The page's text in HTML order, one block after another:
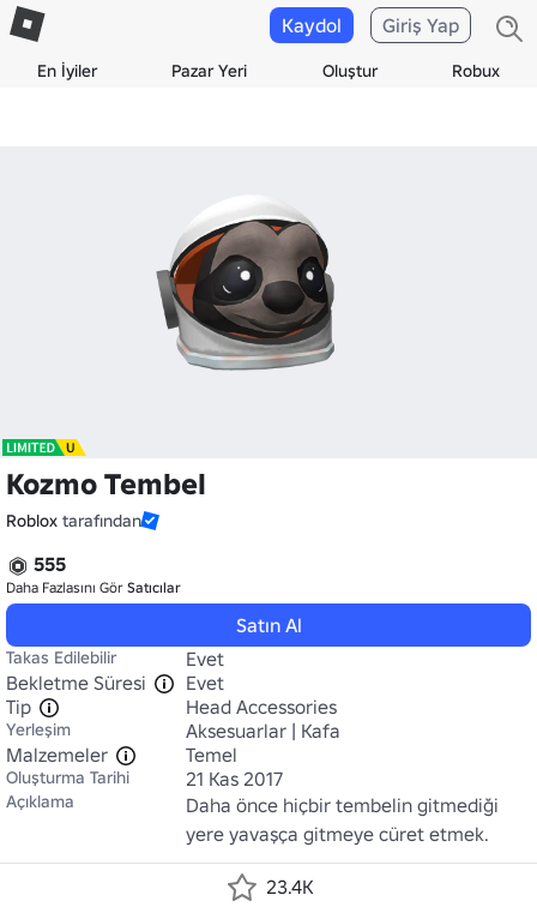
En İyiler Pazar Yeri Oluştur Robux
Kaydol Giriş Yap
Kozmo Tembel
Roblox tarafından
555
Daha Fazlasını Gör Satıcılar
Satın Al
Takas Edilebilir
Evet
Bekletme Süresi
Evet
Tip
Head Accessories
Yerleşim
Aksesuarlar | Kafa
Malzemeler
Temel
Oluşturma Tarihi 21 Kas 2017
Açıklama
Daha önce hiçbir tembelin gitmediği
yere yavaşça gitmeye cüret etmek.
23.4K